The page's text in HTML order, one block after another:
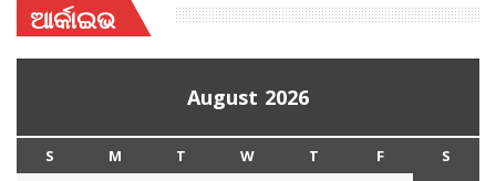
ଆର୍କାଇଭ
August 2026
S M T W T F S